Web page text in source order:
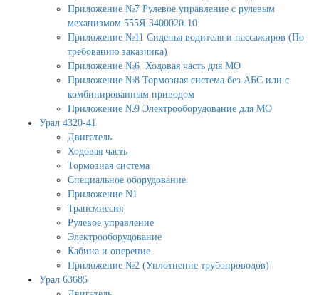
Приложение №7 Рулевое управление с рулевым
механизмом 555Я-3400020-10
Приложение №11 Сиденья водителя и пассажиров (По
требованию заказчика)
Приложение №6 Ходовая часть для МО
Приложение №8 Тормозная система без АБС или с
комбинированным приводом
Приложение №9 Электрооборудование для МО
Урал 4320-41
Двигатель
Ходовая часть
Тормозная система
Специальное оборудование
Приложение N1
Трансмиссия
Рулевое управление
Электрооборудование
Кабина и оперение
Приложение №2 (Уплотнение трубопроводов)
Урал 63685